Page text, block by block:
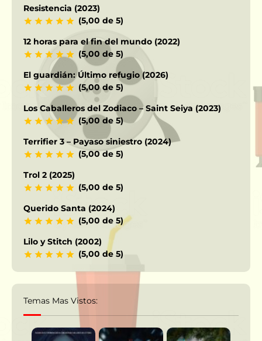
Resistencia (2023)
(5,00 de 5)
12 horas para el fin del mundo (2022)
(5,00 de 5)
El guardián: Último refugio (2026)
(5,00 de 5)
Los Caballeros del Zodiaco – Saint Seiya (2023)
(5,00 de 5)
Terrifier 3 – Payaso siniestro (2024)
(5,00 de 5)
Trol 2 (2025)
(5,00 de 5)
Querido Santa (2024)
(5,00 de 5)
Lilo y Stitch (2002)
(5,00 de 5)
Temas Mas Vistos: